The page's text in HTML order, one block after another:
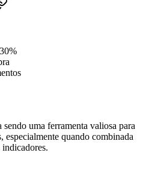
uma ferramenta valiosa para
especialmente quando combinada